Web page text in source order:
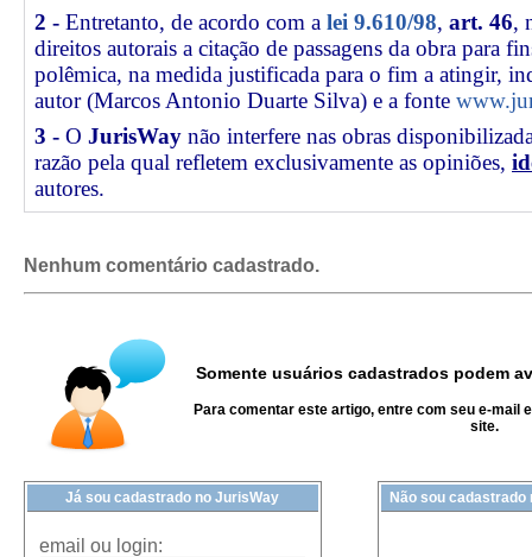
2 - Entretanto, de acordo com a lei 9.610/98, art. 46,
direitos autorais a citação de passagens da obra para
polêmica, na medida justificada para o fim a atingir,
autor (Marcos Antonio Duarte Silva) e a fonte
3 - O JurisWay não interfere nas obras
razão pela qual refletem exclusivamente as opiniões,
autores.
Nenhum comentário cadastrado.
Somente usuários cadastrados podem
Para comentar este artigo, entre com seu e-mail
site.
Já sou cadastrado no JurisWay
email ou login:
Não sou cadastrado